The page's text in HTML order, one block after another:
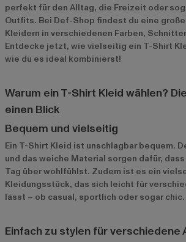
perfekt für den Alltag, die Freizeit oder
Outfits. Bei Def-Shop findest du eine
Kleidern in verschiedenen Farben,
Entdecke jetzt, wie vielseitig ein T-Shirt
wie du es ideal kombinierst!
Warum ein T-Shirt Kleid wählen?
einen Blick
Bequem und vielseitig
Ein T-Shirt Kleid ist unschlagbar bequem.
und das weiche Material sorgen dafür,
Tag über wohlfühlst. Zudem ist es ein
Kleidungsstück, das sich leicht für
lässt – ob casual, sportlich oder sogar chic.
Einfach zu stylen für verschiedene